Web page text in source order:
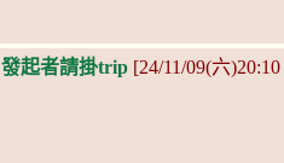
發起者請掛trip [24/11/09(六